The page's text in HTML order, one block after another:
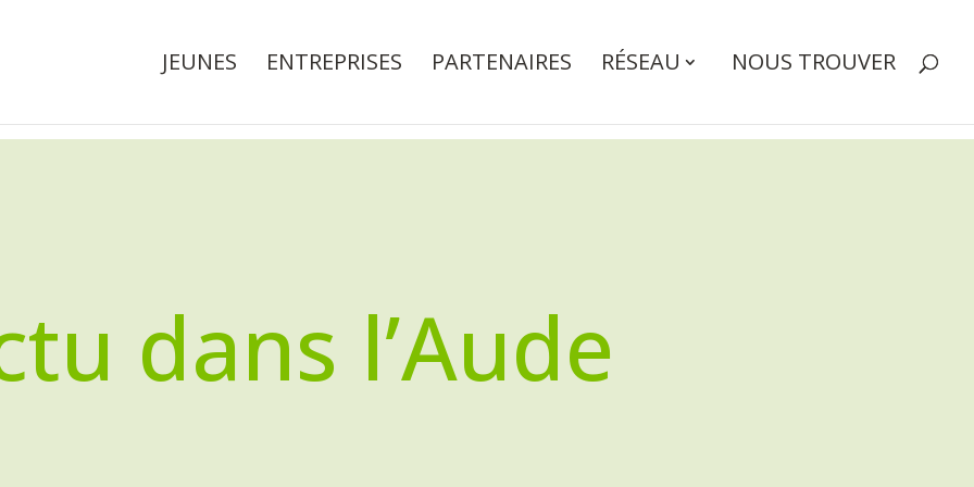
JEUNES ENTREPRISES PARTENAIRES RÉSEAU NOUS TROUVER
dans l’Aude